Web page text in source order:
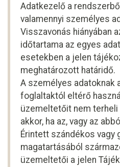
Adatkezelő a
valamennyi személyes
Visszavonás hiányában
időtartama az egyes
esetekben a jelen
meghatározott határidő.
A személyes adatoknak
foglaltaktól eltérő
üzemeltetőit nem
akkor, ha az, vagy az
Érintett szándékos vagy
magatartásából
üzemeltetői a jelen